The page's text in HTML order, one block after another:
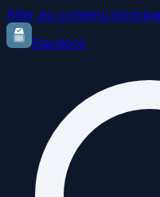
Aller au contenu
Elections